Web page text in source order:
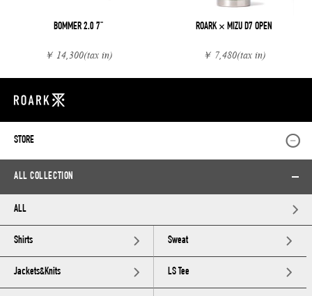
BOMMER 2.0 7"
￥ 14,300(tax in)
ROARK × MIZU D7 OPEN
￥ 7,480(tax in)
STORE
ALL COLLECTION
ALL
Shirts Sweat
Jackets&Knits LS Tee